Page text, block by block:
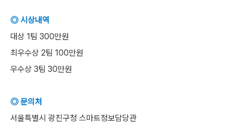
◎ 시상내역
대상 1팀 300만원
최우수상 2팀 100만원
우수상 3팀 30만원
◎ 문의처
서울특별시 광진구청 스마트정보담당관